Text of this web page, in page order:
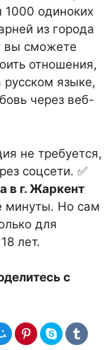
1000 одиноких
из города
вы сможете
отношения,
языке,
через веб-
не требуется,
соцсети. ✅
в г. Жаркент
минуты. Но сам
для
лет.
с